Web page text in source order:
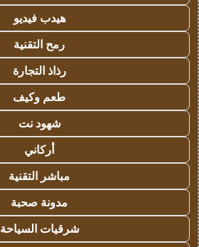
هيدب فيديو
رمح التقنية
رذاذ التجارة
طعم وكيف
شهود نت
أركاني
مباشر التقنية
مدونة صحبة
شرقيات السياحة